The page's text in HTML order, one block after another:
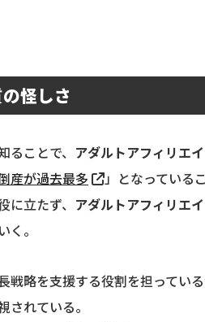
怪しさ
ることで、 アダルトアフィリエ
産が過去最多
」となっている
に立たず、 アダルトアフィリエ
。
戦略を支援する役割を担ってい
されている。